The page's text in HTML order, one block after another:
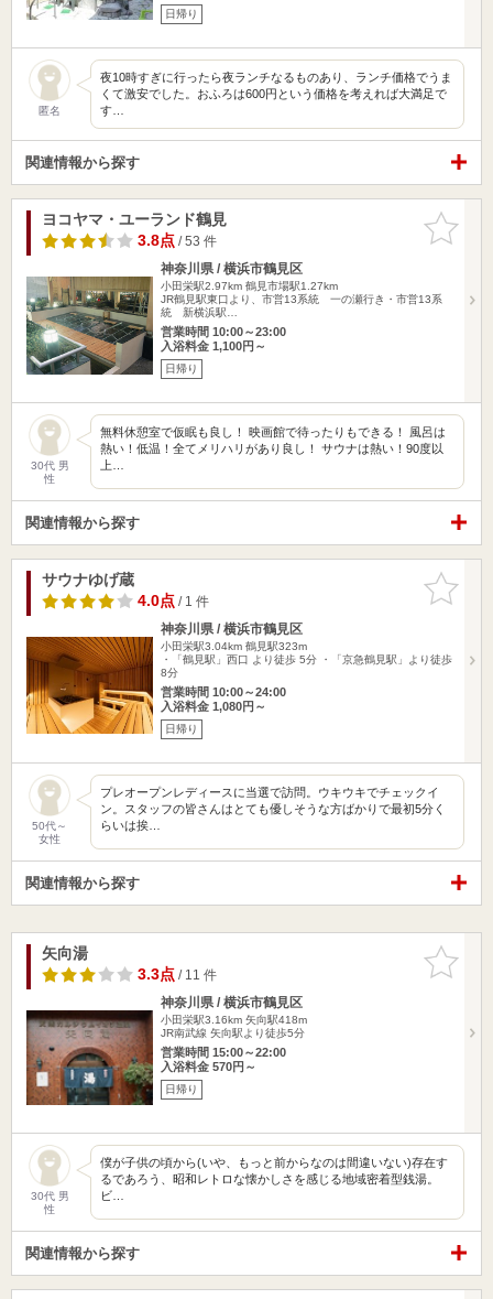
日帰り
匿名
夜10時すぎに行ったら夜ランチなるものあり、ランチ価格でうま
くて激安でした。おふろは600円という価格を考えれば大満足で
す…
関連情報から探す
お気に入
りに追加
ヨコヤマ・ユーランド鶴見
3.8点/ 53 件
神奈川県 / 横浜市鶴見区
小田栄駅2.97km 鶴見市場駅1.27km
JR鶴見駅東口より、市営13系統 一の瀬行き・市営13系
統 新横浜駅…
営業時間 10:00～23:00
入浴料金 1,100円～
日帰り
30代 男
性
無料休憩室で仮眠も良し！ 映画館で待ったりもできる！ 風呂は
熱い！低温！全てメリハリがあり良し！ サウナは熱い！90度以
上…
関連情報から探す
お気に入
りに追加
サウナゆげ蔵
4.0点/ 1 件
神奈川県 / 横浜市鶴見区
小田栄駅3.04km 鶴見駅323m
・「鶴見駅」西口 より徒歩 5分 ・「京急鶴見駅」より徒歩
8分
営業時間 10:00～24:00
入浴料金 1,080円～
日帰り
50代～
女性
プレオープンレディースに当選で訪問。ウキウキでチェックイ
ン。スタッフの皆さんはとても優しそうな方ばかりで最初5分く
らいは挨…
関連情報から探す
お気に入
りに追加
矢向湯
3.3点/ 11 件
神奈川県 / 横浜市鶴見区
小田栄駅3.16km 矢向駅418m
JR南武線 矢向駅より徒歩5分
営業時間 15:00～22:00
入浴料金 570円～
日帰り
30代 男
性
僕が子供の頃から(いや、もっと前からなのは間違いない)存在す
るであろう、昭和レトロな懐かしさを感じる地域密着型銭湯。
ビ…
関連情報から探す